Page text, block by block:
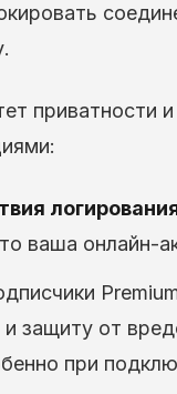
приватности
ваша онлайн-
защиту от
при